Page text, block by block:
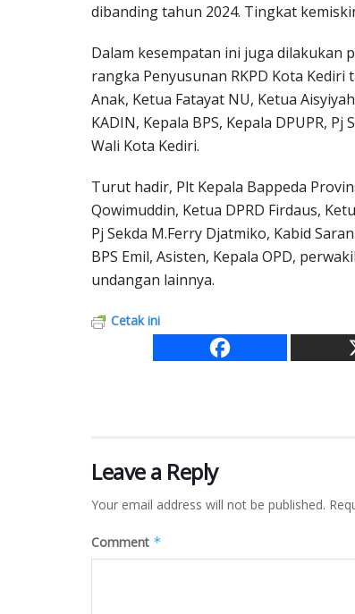
dibanding tahun 2024. Tingkat
Dalam kesempatan ini juga dilakukan
rangka Penyusunan RKPD Kota
Anak, Ketua Fatayat NU, Ketua
KADIN, Kepala BPS, Kepala DPUPR,
Wali Kota Kediri.
Turut hadir, Plt Kepala Bappeda
Qowimuddin, Ketua DPRD Firdaus,
Pj Sekda M.Ferry Djatmiko, Kabid
BPS Emil, Asisten, Kepala OPD,
undangan lainnya.
Cetak ini
Leave a Reply
Your email address will not be published.
Comment *